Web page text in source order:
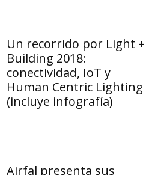
Un recorrido por Light +
Building 2018:
conectividad, IoT y
Human Centric Lighting
(incluye infografía)
Airfal presenta sus